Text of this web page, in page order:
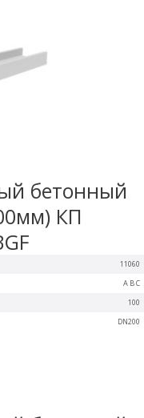
11060
DN200
100
A B C
бетонный
КП